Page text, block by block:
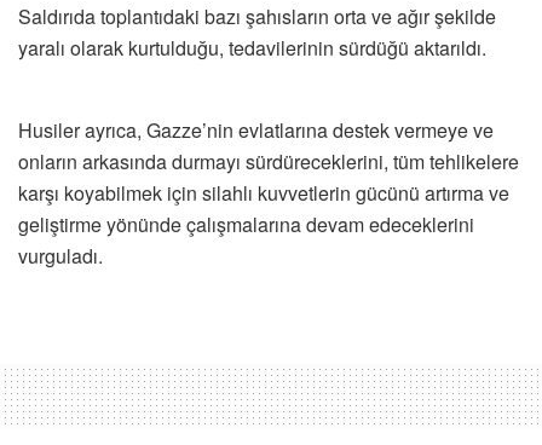
Saldırıda toplantıdaki bazı şahısların orta ve ağır şekilde
yaralı olarak kurtulduğu, tedavilerinin sürdüğü aktarıldı.
Husiler ayrıca, Gazze’nin evlatlarına destek vermeye ve
onların arkasında durmayı sürdüreceklerini, tüm tehlikelere
karşı koyabilmek için silahlı kuvvetlerin gücünü artırma ve
geliştirme yönünde çalışmalarına devam edeceklerini
vurguladı.